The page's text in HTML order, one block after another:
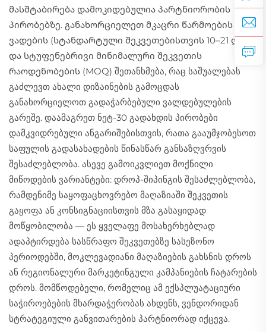
მასშტაბირება დამოკიდებულია პარტნიორობის
პირობებზე. განახორციელეთ მკაცრი წარმოების
ვადების (სტანდარტული შეკვეთებისთვის 10–21 დღე)
და სტუფენებრივი მინიმალური შეკვეთის
რაოდენობების (MOQ) შეთანხმება, რაც საშუალებას
გაძლევთ ახალი დიზაინების გამოცდას
განახორციელოთ გადაჭარბებული ვალდებულების
გარეშე. დაამაგრეთ ნეტ-30 გადახდის პირობები
დამკვიდრებული ანგარიშებისთვის, რათა გააუმჯობესოთ
საფულის გადასახადების წინასწარ განსაზღვრვის
შესაძლებლობა. ასევე გამოიკვლიეთ მოქნილი
მიწოდების ვარიანტები: დროპ-შიპინგის შესაძლებლობა,
რამდენიმე საყოფაცხოვრებო მაღაზიაში შეკვეთის
გაყოფა ან კონსიგნაციისთვის მზა გასაყიდად
მოწყობილობა — ეს ყველაფე მოსახერხებლად
ადაპტირდება სასწრაფო შეკვეთებზე სასეზონო
პერიოდებში, მოკლევადიანი მაღაზიების გახსნის დროს
ან რეგიონალური მარკეტინგული კამპანიების ჩატარების
დროს. მომწოდებელი, რომელიც ამ ექსპლუატაციური
საჭიროებების მხარდაჭერობას ახდენს, ვენდორიდან
სტრატეგიული განვითარების პარტნიორად იქცევა.